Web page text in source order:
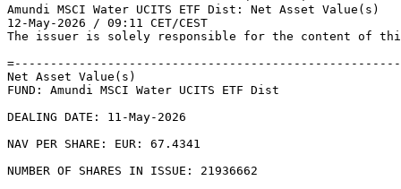
Amundi MSCI Water UCITS ETF Dist: Net Asset Value(s)
12-May-2026 / 09:11 CET/CEST
The issuer is solely responsible for the content of
Net Asset Value(s)
FUND: Amundi MSCI Water UCITS ETF Dist
DEALING DATE: 11-May-2026
NAV PER SHARE: EUR: 67.4341
NUMBER OF SHARES IN ISSUE: 21936662